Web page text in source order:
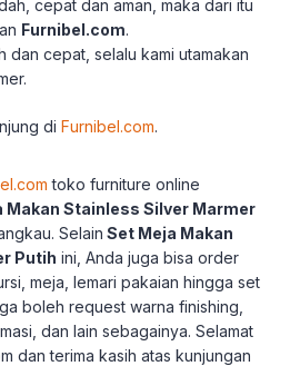
cepat dan aman, maka dari itu
Furnibel.com.
dan cepat, selalu kami utamakan
di Furnibel.com.
toko furniture online
Makan Stainless Silver Marmer
Selain Set Meja Makan
Putih ini, Anda juga bisa order
meja, lemari pakaian hingga set
boleh request warna finishing,
dan lain sebagainya. Selamat
dan terima kasih atas kunjungan